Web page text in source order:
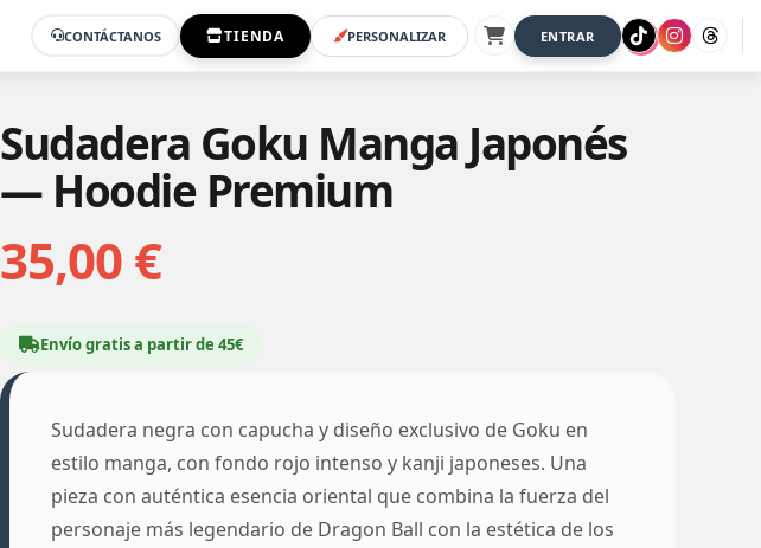
CONTÁCTANOS TIENDA PERSONALIZAR ENTRAR
Sudadera Goku Manga Japonés
— Hoodie Premium
35,00 €
Envío gratis a partir de 45€
Sudadera negra con capucha y diseño exclusivo de Goku en
estilo manga, con fondo rojo intenso y kanji japoneses. Una
pieza con auténtica esencia oriental que combina la fuerza del
personaje más legendario de Dragon Ball con la estética de los